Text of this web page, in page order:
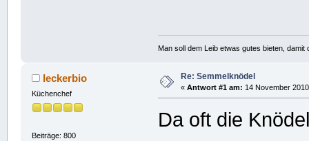
Man soll dem Leib etwas gutes bieten,
leckerbio
Küchenchef
Beiträge: 800
Re: Semmelknödel
« Antwort #1 am: 14 November
Da oft die